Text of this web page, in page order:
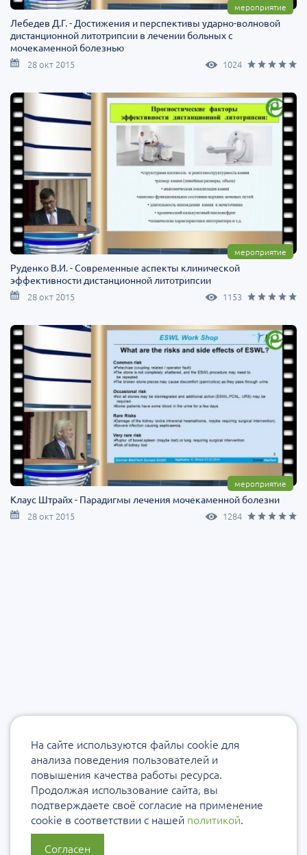
мероприятие
Лебедев Д.Г. - Достижения и перспективы ударно-волновой
дистанционной литотрипсии в лечении больных с
мочекаменной болезнью
28 окт 2015 1024
мероприятие
Руденко В.И. - Современные аспекты клинической
эффективности дистанционной литотрипсии
28 окт 2015 1153
мероприятие
Клаус Штрайх - Парадигмы лечения мочекаменной болезни
28 окт 2015 1284
На сайте используются файлы cookie для
анализа поведения пользователей и
повышения качества работы ресурса.
Продолжая использование сайта, вы
подтверждаете своё согласие на применение
cookie в соответствии с нашей политикой.
Согласен